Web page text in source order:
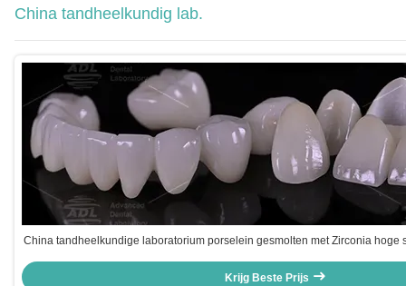
China tandheelkundig lab.
China tandheelkundige laboratorium porselein gesmolten met Zirconia hoge
Krijg Beste Prijs